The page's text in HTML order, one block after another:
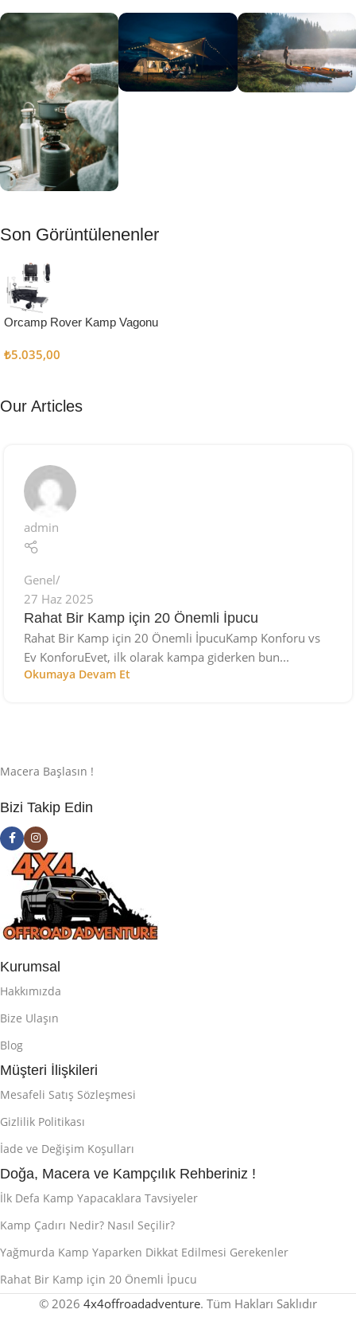
Muftağı
Kampçı
Şefler İçin
Keşfet
Son Görüntülenenler
Orcamp Rover Kamp Vagonu
₺5.035,00
Our Articles
admin
Genel
27 Haz 2025
Rahat Bir Kamp için 20 Önemli İpucu
Rahat Bir Kamp için 20 Önemli İpucuKamp Konforu vs
Ev KonforuEvet, ilk olarak kampa giderken bun...
Okumaya Devam Et
Macera Başlasın !
Bizi Takip Edin
Kurumsal
Hakkımızda
Bize Ulaşın
Blog
Müşteri İlişkileri
Mesafeli Satış Sözleşmesi
Gizlilik Politikası
İade ve Değişim Koşulları
Doğa, Macera ve Kampçılık Rehberiniz !
İlk Defa Kamp Yapacaklara Tavsiyeler
Kamp Çadırı Nedir? Nasıl Seçilir?
Yağmurda Kamp Yaparken Dikkat Edilmesi Gerekenler
Rahat Bir Kamp için 20 Önemli İpucu
© 2026 4x4offroadadventure. Tüm Hakları Saklıdır